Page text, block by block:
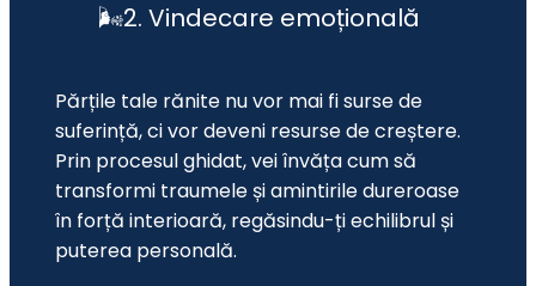
🌬️2. Vindecare emoțională
Părțile tale rănite nu vor mai fi surse de
suferință, ci vor deveni resurse de creștere.
Prin procesul ghidat, vei învăța cum să
transformi traumele și amintirile dureroase
în forță interioară, regăsindu-ți echilibrul și
puterea personală.